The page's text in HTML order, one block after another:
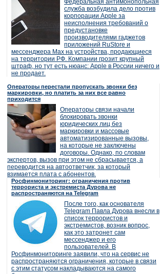
Федеральная антимонопольная
служба возбудила дело против
корпорации Apple за
неисполнения требований о
предустановке
производителями гаджетов
приложений RuStore и
мессенджера Max на устройства, продающиеся
на территории РФ. Компании грозит крупный
штраф, но тут есть нюанс: Apple в России ничего и
не продает.
Операторы перестали пропускать звонки без
маркировки, но платить за них все равно
приходится
Операторы связи начали
блокировать звонки
юридических лиц без
маркировки и массовые
автоматизированные вызовы,
на которые не заключены
договоры. Однако, по словам
экспертов, вызов при этом не сбрасывается, а
переводится на автоответчик, за который
взимается плата с абонентов.
Росфинмониторинг: ограничения против
террориста и экстремиста Дурова не
распространяются на Telegram
После того, как основателя
Telegram Павла Дурова внесли в
список террористов и
экстремистов, возник вопрос,
как это затронет сам
мессенджер и его
пользователей. В
Росфинмониторинге заявили, что на сервис не
распространяются ограничения, которые в связи
с этим статусом накладываются на самого